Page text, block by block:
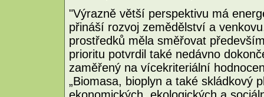
"Výrazně větší perspektivu má
přináší rozvoj zemědělství a
prostředků měla směřovat
prioritu potvrdil také nedávno
zaměřený na vícekriteriální
„Biomasa, bioplyn a také skládkový